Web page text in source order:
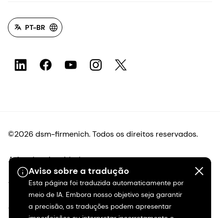
Aviso sobre a tradução
Esta página foi traduzida automaticamente por
meio de IA. Embora nosso objetivo seja garantir
a precisão, as traduções podem apresentar
PT-BR
©2026 dsm-firmenich. Todos os direitos reservados.
Aviso de privacidade
Termos de uso
Termos e condições